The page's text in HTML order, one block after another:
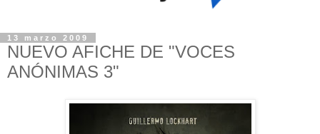
13 marzo 2009
NUEVO AFICHE DE "VOCES
ANÓNIMAS 3"